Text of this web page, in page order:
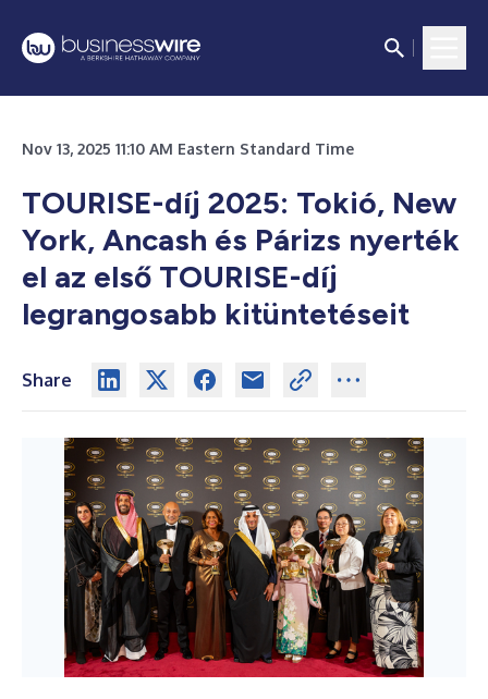
Nov 13, 2025 11:10 AM Eastern Standard Time
TOURISE-díj 2025: Tokió, New
York, Ancash és Párizs nyerték
el az első TOURISE-díj
legrangosabb kitüntetéseit
Share